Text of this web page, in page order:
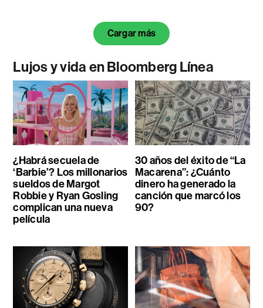
Cargar más
Lujos y vida en Bloomberg Línea
¿Habrá secuela de
‘Barbie’? Los millonarios
sueldos de Margot
Robbie y Ryan Gosling
complican una nueva
película
30 años del éxito de “La
Macarena”: ¿Cuánto
dinero ha generado la
canción que marcó los
90?